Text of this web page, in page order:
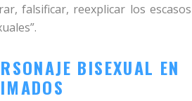
falsificar, reexplicar los escasos
BISEXUAL EN